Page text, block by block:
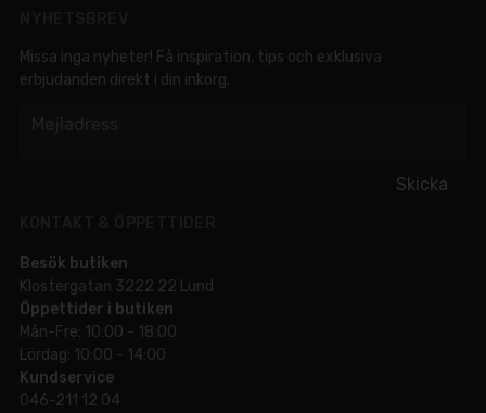
Skicka
Missa inga nyheter! Få inspiration, tips och exklusiva
erbjudanden direkt i din inkorg.
Besök butiken
Klostergatan 3222 22 Lund
Öppettider i butiken
Mån-Fre: 10:00 - 18:00
Lördag: 10:00 - 14:00
Kundservice
046-211 12 04